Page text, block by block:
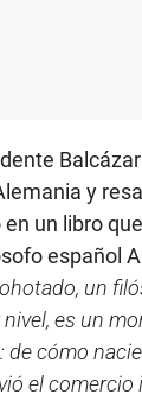
y
un libro
español
un
es un
cómo
el comercio